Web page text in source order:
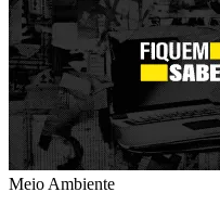
Meio Ambiente